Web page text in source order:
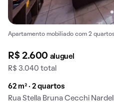
Apartamento mobiliado com 2
R$ 2.600 aluguel
R$ 3.040 total
62 m² · 2 quartos
Rua Stella Bruna Cecchi